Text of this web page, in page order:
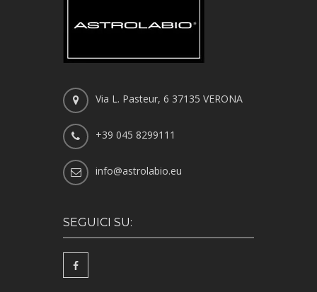
Via L. Pasteur, 6 37135 VERONA
+39 045 8299111
info@astrolabio.eu
SEGUICI SU: